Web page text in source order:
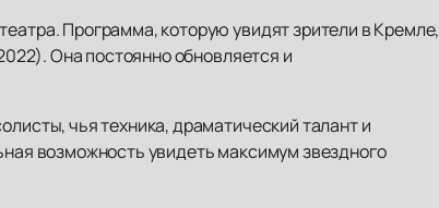
Программа, которую увидят зрители в Кремле,
Она постоянно обновляется и
чья техника, драматический талант и
возможность увидеть максимум звездного